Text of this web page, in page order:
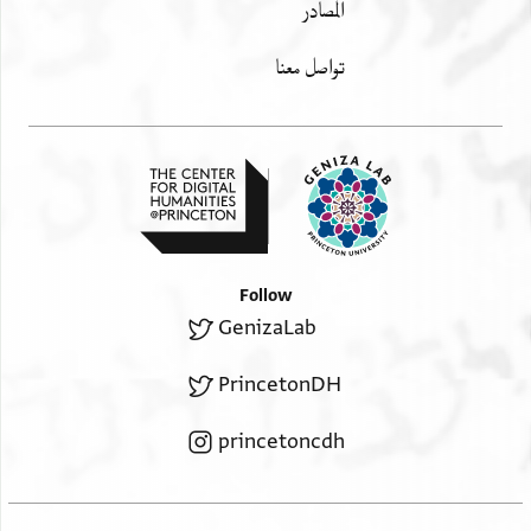
المصادر
تواصل معنا
Follow
GenizaLab
PrincetonDH
princetoncdh